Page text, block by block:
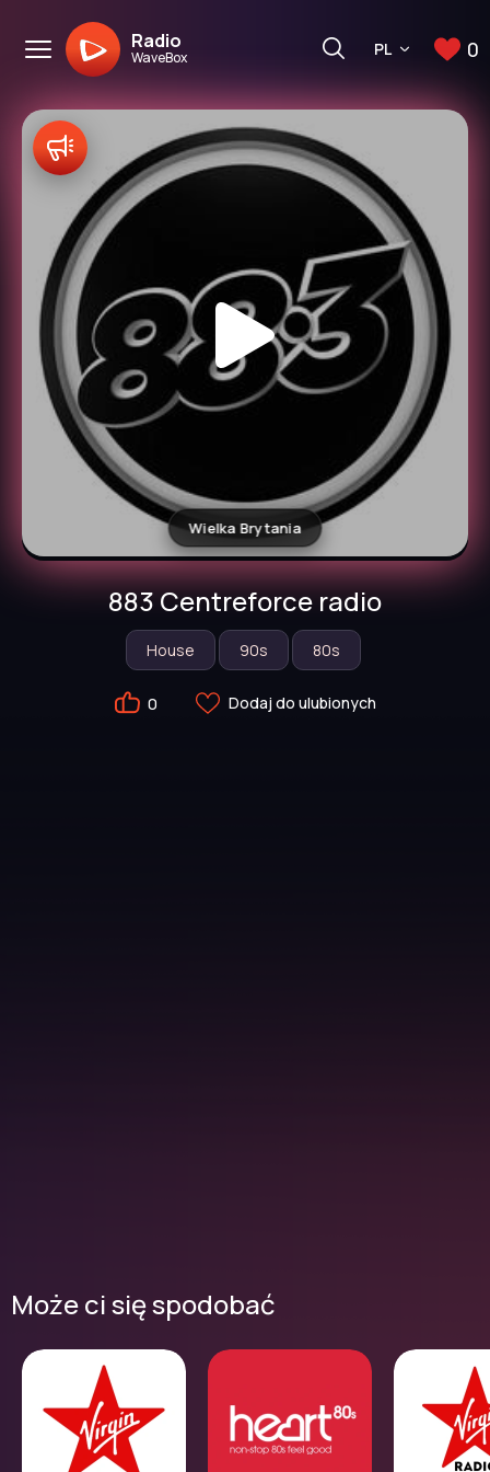
Radio
WaveBox PL 0
Wielka Brytania
883 Centreforce radio
House 90s 80s
0 Dodaj do ulubionych
Może ci się spodobać